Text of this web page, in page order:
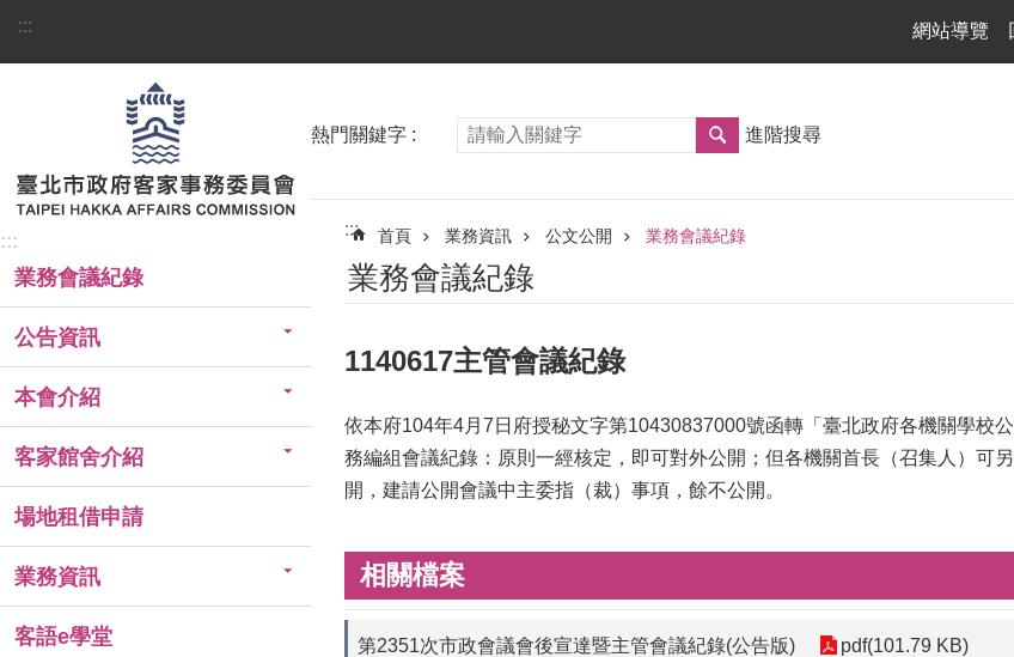
跳到主要內容區塊
::: 網站導覽
:::
業務會議紀錄
公告資訊
本會介紹
客家館舍介紹
場地租借申請
業務資訊
客語e學堂
熱門關鍵字 進階搜尋
::: 首頁 業務資訊 公文公開 業務會議紀錄
業務會議紀錄
1140617主管會議紀錄
依本府104年4月7日府授秘文字第10430837000號函轉「臺北政府各機關學校
務編組會議紀錄：原則一經核定，即可對外公開；但各機關首長（召集人）可
開，建請公開會議中主委指（裁）事項，餘不公開。
相關檔案
第2351次市政會議會後宣達暨主管會議紀錄(公告版) pdf(101.79 KB)